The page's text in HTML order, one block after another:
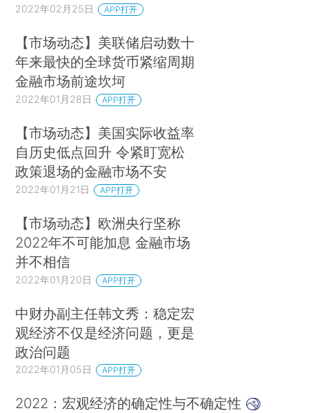
2022年02月25日 APP打开
【市场动态】美联储启动数十
年来最快的全球货币紧缩周期
金融市场前途坎坷
2022年01月28日 APP打开
【市场动态】美国实际收益率
自历史低点回升 令紧盯宽松
政策退场的金融市场不安
2022年01月21日 APP打开
【市场动态】欧洲央行坚称
2022年不可能加息 金融市场
并不相信
2022年01月20日 APP打开
中财办副主任韩文秀：稳定宏
观经济不仅是经济问题，更是
政治问题
2022年01月05日 APP打开
2022：宏观经济的确定性与不确定性